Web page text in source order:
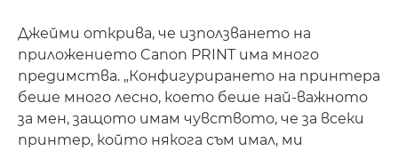
Джейми открива, че използването на
приложението Canon PRINT има много
предимства. „Конфигурирането на принтера
беше много лесно, което беше най-важното
за мен, защото имам чувството, че за всеки
принтер, който някога съм имал, ми